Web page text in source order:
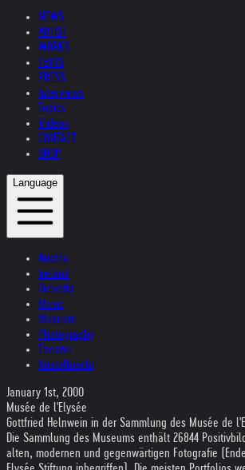
NEWS
ARTIST
WORKS
TEXTS
PRESS
Interviews
Topics
Videos
CONTACT
SHOP
Language
Austria
Ireland
Helvetia
Music
Museum
Photography
Theater
Kristallnacht
January 1st, 2000
Musée de l'Elysée
Gottfried Helnwein in der Sammlung des Musée de
Die Sammlung des Museums enthält 26844
alten, modernen und gegenwärtigen Fotografie